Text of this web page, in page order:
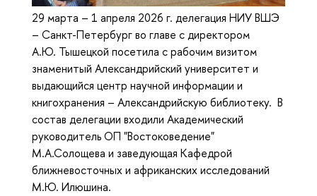
29 марта – 1 апреля 2026 г. делегация НИУ ВШЭ
– Санкт-Петербург во главе с директором
А.Ю. Тышецкой посетила с рабочим визитом
знаменитый Александрийский университет и
выдающийся центр научной информации и
книгохранения – Александрийскую библиотеку. В
состав делегации входили Академический
руководитель ОП "Востоковедение"
М.А.Солощева и заведующая Кафедрой
ближневосточных и африканских исследований
М.Ю. Илюшина.